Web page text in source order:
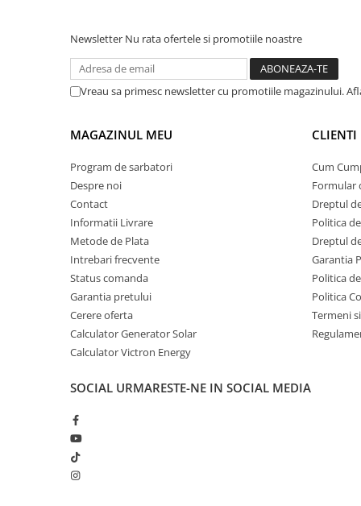
Newsletter Nu rata ofertele si promotiile noastre
Vreau sa primesc newsletter cu promotiile magazinului.
MAGAZINUL MEU
Program de sarbatori
Despre noi
Contact
Informatii Livrare
Metode de Plata
Intrebari frecvente
Status comanda
Garantia pretului
Cerere oferta
Calculator Generator Solar
Calculator Victron Energy
CLIENTI
Cum
Formular
Dreptul
Politica
Dreptul
Garantia
Politica
Politica
Termeni
SOCIAL URMARESTE-NE IN SOCIAL MEDIA